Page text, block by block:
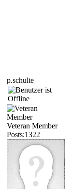
p.schulte
Veteran Member
Posts:1322